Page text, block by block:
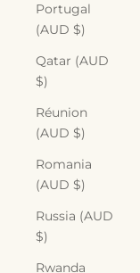
Portugal
(AUD $)
Qatar (AUD
$)
Réunion
(AUD $)
Romania
(AUD $)
Russia (AUD
$)
Rwanda